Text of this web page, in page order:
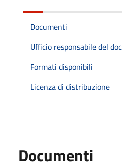
Documenti
Ufficio responsabile del
Formati disponibili
Licenza di distribuzione
Documenti